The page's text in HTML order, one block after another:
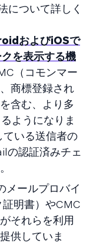
について詳しく
およびiOSで
を表示する機
（コモンマー
商標登録され
含む、より多
ようになりま
ている送信者の
の認証済みチェ
メールプロバイ
明書）やCMC
それらを利用
供していま